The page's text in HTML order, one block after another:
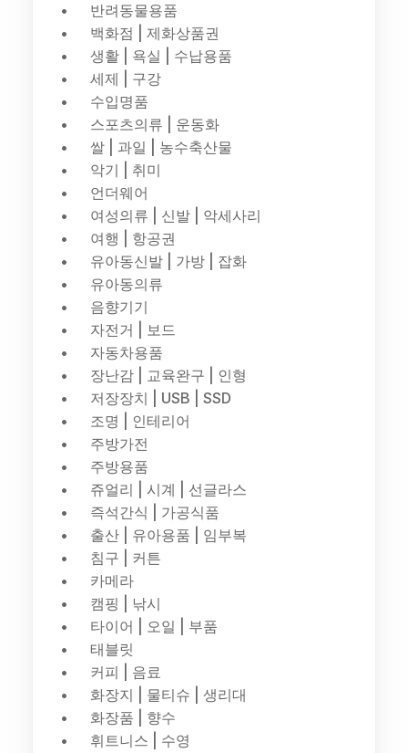
반려동물용품
백화점 | 제화상품권
생활 | 욕실 | 수납용품
세제 | 구강
수입명품
스포츠의류 | 운동화
쌀 | 과일 | 농수축산물
악기 | 취미
언더웨어
여성의류 | 신발 | 악세사리
여행 | 항공권
유아동신발 | 가방 | 잡화
유아동의류
음향기기
자전거 | 보드
자동차용품
장난감 | 교육완구 | 인형
저장장치 | USB | SSD
조명 | 인테리어
주방가전
주방용품
쥬얼리 | 시계 | 선글라스
즉석간식 | 가공식품
출산 | 유아용품 | 임부복
침구 | 커튼
카메라
캠핑 | 낚시
타이어 | 오일 | 부품
태블릿
커피 | 음료
화장지 | 물티슈 | 생리대
화장품 | 향수
휘트니스 | 수영